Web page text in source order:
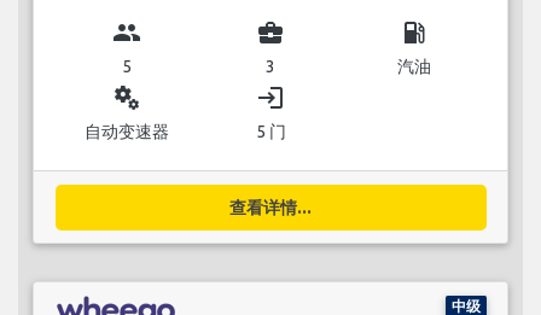
group
5
business_center
3
local_gas_station
汽油
miscellaneous_services
自动变速器
login
5 门
查看详情...
中级